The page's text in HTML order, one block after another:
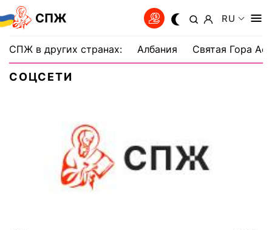
СПЖ RU
СПЖ в других странах: Албания Святая Гора
СОЦСЕТИ